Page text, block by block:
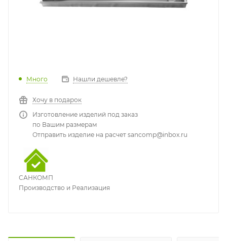
Много Нашли дешевле?
Хочу в подарок
Изготовление изделий под заказ
по Вашим размерам
Отправить изделие на расчет sancomp@inbox.ru
САНКОМП
Производство и Реализация